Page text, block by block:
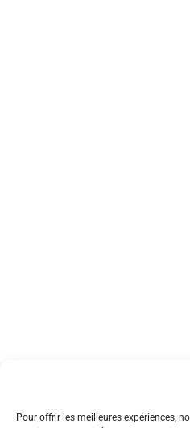
Pour offrir les meilleures expériences,